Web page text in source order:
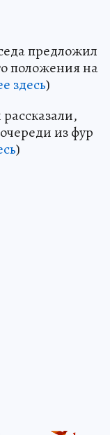
предложил
положения на
здесь)
из фур
)